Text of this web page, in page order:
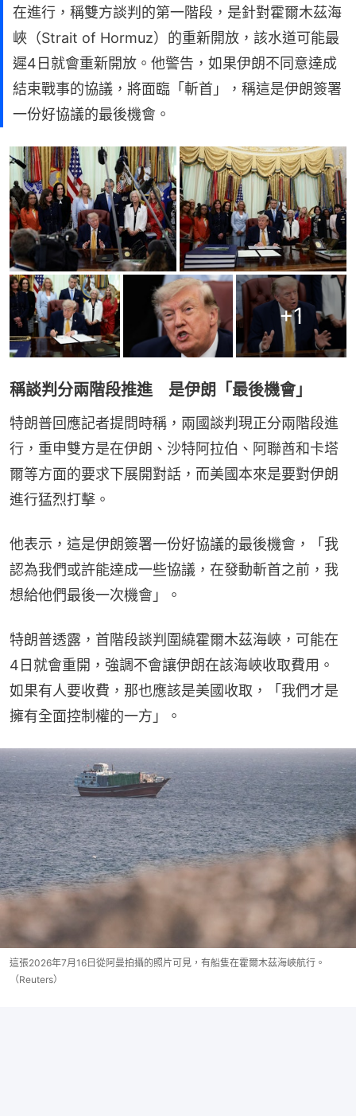
在進行，稱雙方談判的第一階段，是針對霍爾木茲海
峽（Strait of Hormuz）的重新開放，該水道可能最
遲4日就會重新開放。他警告，如果伊朗不同意達成
結束戰事的協議，將面臨「斬首」，稱這是伊朗簽署
一份好協議的最後機會。
+1
稱談判分兩階段推進 是伊朗「最後機會」
特朗普回應記者提問時稱，兩國談判現正分兩階段進
行，重申雙方是在伊朗、沙特阿拉伯、阿聯酋和卡塔
爾等方面的要求下展開對話，而美國本來是要對伊朗
進行猛烈打擊。
他表示，這是伊朗簽署一份好協議的最後機會，「我
認為我們或許能達成一些協議，在發動斬首之前，我
想給他們最後一次機會」。
特朗普透露，首階段談判圍繞霍爾木茲海峽，可能在
4日就會重開，強調不會讓伊朗在該海峽收取費用。
如果有人要收費，那也應該是美國收取，「我們才是
擁有全面控制權的一方」。
這張2026年7月16日從阿曼拍攝的照片可見，有船隻在霍爾木茲海峽航行。
（Reuters）